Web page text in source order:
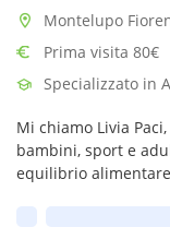
Montelupo
Prima visita 80€
Specializzato in
Mi chiamo Livia
bambini, sport e
equilibrio